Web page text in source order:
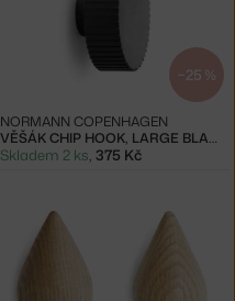
−25 %
VĚŠÁK CHIP HOOK, LARGE BLACK
NORMANN COPENHAGEN
Skladem 2 ks 375 Kč